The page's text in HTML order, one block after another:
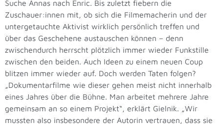
Suche Annas nach Enric. Bis zuletzt fiebern die
Zuschauer:innen mit, ob sich die Filmemacherin und der
untergetauchte Aktivist wirklich persönlich treffen und
über das Geschehene austauschen können – denn
zwischendurch herrscht plötzlich immer wieder Funkstille
zwischen den beiden. Auch Ideen zu einem neuen Coup
blitzen immer wieder auf. Doch werden Taten folgen?
„Dokumentarfilme wie dieser gehen meist nicht innerhalb
eines Jahres über die Bühne. Man arbeitet mehrere Jahre
gemeinsam an so einem Projekt“, erklärt Gielnik. „Wir
mussten also insbesondere der Autorin vertrauen, dass sie